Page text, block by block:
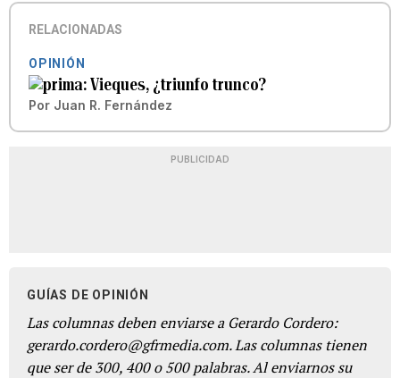
RELACIONADAS
OPINIÓN
Vieques, ¿triunfo trunco?
Por Juan R. Fernández
PUBLICIDAD
GUÍAS DE OPINIÓN
Las columnas deben enviarse a Gerardo Cordero:
gerardo.cordero@gfrmedia.com. Las columnas tienen
que ser de 300, 400 o 500 palabras. Al enviarnos su